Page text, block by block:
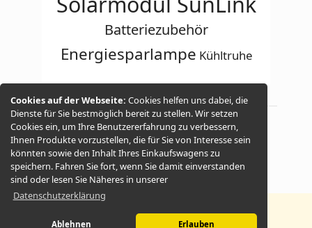
Cookies auf der Webseite:Cookies helfen uns dabei, die
Dienste für Sie bestmöglich bereit zu stellen. Wir setzen
Cookies ein, um Ihre Benutzererfahrung zu verbessern,
Ihnen Produkte vorzustellen, die für Sie von Interesse sein
könnten sowie den Inhalt Ihres Einkaufswagens zu
speichern. Fahren Sie fort, wenn Sie damit einverstanden
sind oder lesen Sie Näheres in unserer
Datenschutzerklärung
Ablehnen Erlauben
Batteriezubehör
Energiesparlampe Kühltruhe
© 2026 -Solar-qqq.de